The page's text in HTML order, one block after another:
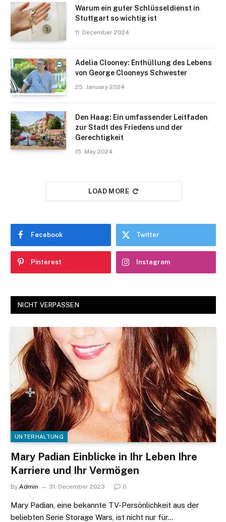
Warum ein guter Schlüsseldienst in
Stuttgart so wichtig ist
11. December 2024
Adelia Clooney: Enthüllung des Lebens
von George Clooneys Schwester
25. January 2024
Den Haag: Ein umfassender Leitfaden
zur Stadt des Friedens und der
Gerechtigkeit
15. May 2024
LOAD MORE
Facebook Twitter
Pinterest Instagram
NICHT VERPASSEN
UNTERHALTUNG
Mary Padian Einblicke in Ihr Leben Ihre
Karriere und Ihr Vermögen
By Admin 31. December 2023 0
Mary Padian, eine bekannte TV-Persönlichkeit aus der
beliebten Serie Storage Wars, ist nicht nur für…